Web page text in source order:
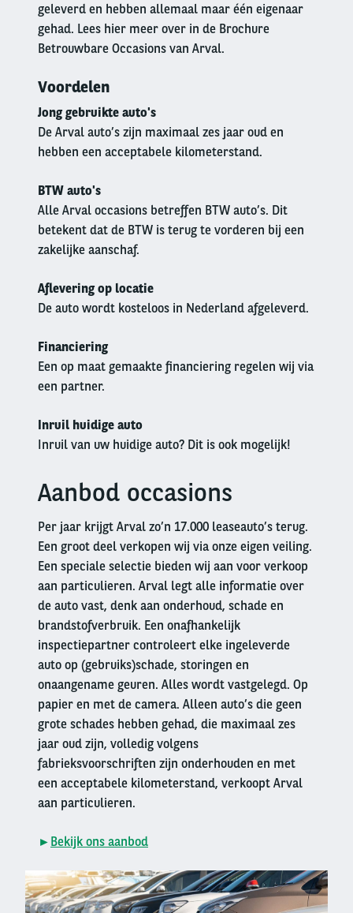
geleverd en hebben allemaal maar één eigenaar
gehad. Lees hier meer over in de Brochure
Betrouwbare Occasions van Arval.
Voordelen
Jong gebruikte auto's
De Arval auto’s zijn maximaal zes jaar oud en
hebben een acceptabele kilometerstand.
BTW auto's
Alle Arval occasions betreffen BTW auto’s. Dit
betekent dat de BTW is terug te vorderen bij een
zakelijke aanschaf.
Aflevering op locatie
De auto wordt kosteloos in Nederland afgeleverd.
Financiering
Een op maat gemaakte financiering regelen wij via
een partner.
Inruil huidige auto
Inruil van uw huidige auto? Dit is ook mogelijk!
columnAanbod occasions
Per jaar krijgt Arval zo’n 17.000 leaseauto’s terug.
Een groot deel verkopen wij via onze eigen veiling.
Een speciale selectie bieden wij aan voor verkoop
aan particulieren. Arval legt alle informatie over
de auto vast, denk aan onderhoud, schade en
brandstofverbruik. Een onafhankelijk
inspectiepartner controleert elke ingeleverde
auto op (gebruiks)schade, storingen en
onaangename geuren. Alles wordt vastgelegd. Op
papier en met de camera. Alleen auto’s die geen
grote schades hebben gehad, die maximaal zes
jaar oud zijn, volledig volgens
fabrieksvoorschriften zijn onderhouden en met
een acceptabele kilometerstand, verkoopt Arval
aan particulieren.
► Bekijk ons aanbod
Right
column